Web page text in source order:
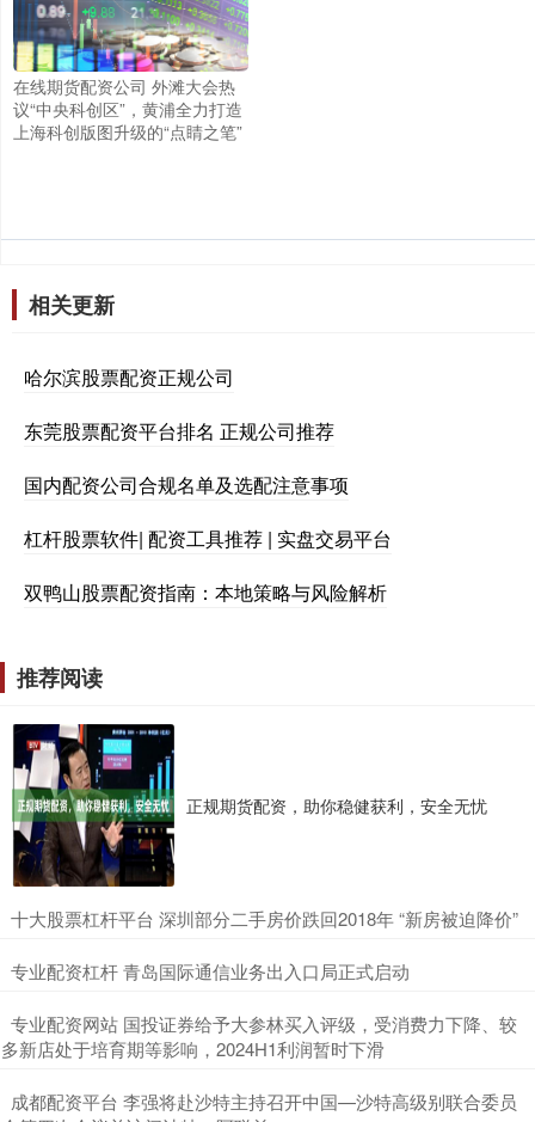
在线期货配资公司 外滩大会热
议“中央科创区”，黄浦全力打造
上海科创版图升级的“点睛之笔”
相关更新
哈尔滨股票配资正规公司
东莞股票配资平台排名 正规公司推荐
国内配资公司合规名单及选配注意事项
杠杆股票软件| 配资工具推荐 | 实盘交易平台
双鸭山股票配资指南：本地策略与风险解析
推荐阅读
正规期货配资，助你稳健获利，安全无忧
​十大股票杠杆平台 深圳部分二手房价跌回2018年 “新房被迫降价”
​专业配资杠杆 青岛国际通信业务出入口局正式启动
​专业配资网站 国投证券给予大参林买入评级，受消费力下降、较
多新店处于培育期等影响，2024H1利润暂时下滑
​成都配资平台 李强将赴沙特主持召开中国—沙特高级别联合委员